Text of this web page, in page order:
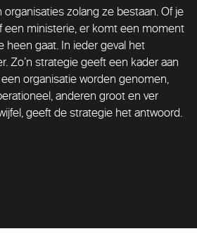
zolang ze bestaan. Of je
een ministerie, er komt een moment
heen gaat. In ieder geval het
Zo’n strategie geeft een kader aan
organisatie worden genomen,
anderen groot en ver
geeft de strategie het antwoord.